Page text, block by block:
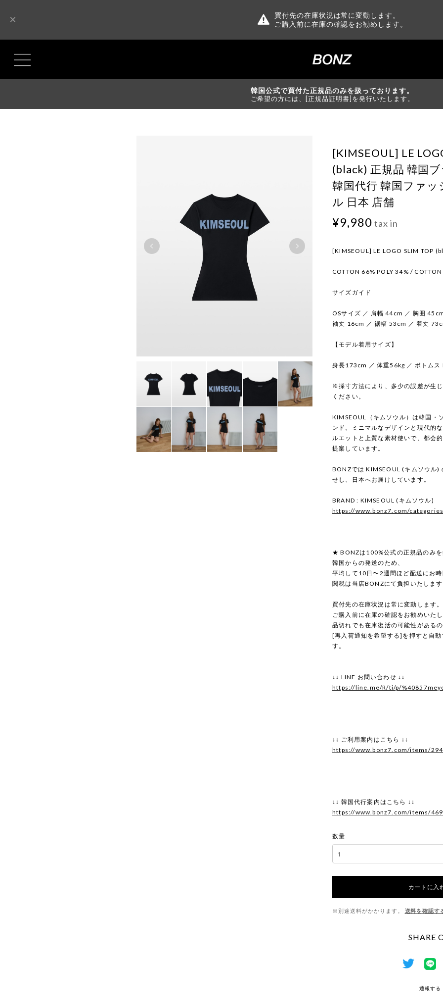
買付先の在庫状況は常に変動します。
ご購入前に在庫の確認をお勧めします。
韓国公式で買付た正規品のみを扱っております。
ご希望の方には、[正規品証明書]を発行いたします。
[KIMSEOUL] LE
(black) 正規品 韓国
韓国代行 韓国ファ
ル 日本 店舗
¥9,980 tax in
[KIMSEOUL] LE LOGO SLIM TOP
COTTON 66% POLY 34% /
サイズガイド
OSサイズ ／ 肩幅 44cm ／ 胸囲
袖丈 16cm ／ 裾幅 53cm ／ 着丈
【モデル着用サイズ】
身長173cm ／ 体重56kg ／ ボトムス
※採寸方法により、多少の誤差が生
ください。
KIMSEOUL（キムソウル）は韓国・
ンド。ミニマルなデザインと現代的
ルエットと上質な素材使いで、都会
提案しています。
BONZでは KIMSEOUL (キムソウル)
せし、日本へお届けしています。
BRAND : KIMSEOUL (キムソウル)
https://www.bonz7.com/
★ BONZは100%公式の正規品のみ
韓国からの発送のため、
平均して10日〜2週間ほど配送にお
関税は当店BONZにて負担いたしま
買付先の在庫状況は常に変動します。
ご購入前に在庫の確認をお勧めいた
品切れでも在庫復活の可能性がある
[再入荷通知を希望する]を押すと自
す。
↓↓ LINE お問い合わせ ↓↓
https://line.me/R/ti/p/
↓↓ ご利用案内はこちら ↓↓
https://www.bonz7.com/items/
↓↓ 韓国代行案内はこちら ↓↓
https://www.bonz7.com/items/
数量
カートに入
※別途送料がかかります。 送料を確認す
SHARE
通報する